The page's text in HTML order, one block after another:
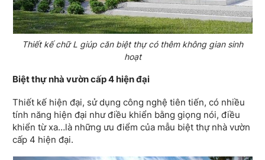
Thiết kế chữ L giúp căn biệt thự có thêm không gian sinh
hoạt
Biệt thự nhà vườn cấp 4 hiện đại
Thiết kế hiện đại, sử dụng công nghệ tiên tiến, có nhiều
tính năng hiện đại như điều khiển bằng giọng nói, điều
khiển từ xa…là những ưu điểm của mẫu biệt thự nhà vườn
cấp 4 hiện đại.